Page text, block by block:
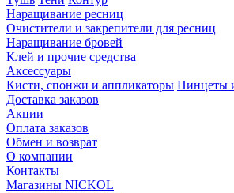
Наращивание ресниц
Очистители и закрепители для ресниц
Наращивание бровей
Клей и прочие средства
Аксессуары
Кисти, спонжи и аппликаторы Пинцеты
Доставка заказов
Акции
Оплата заказов
Обмен и возврат
О компании
Контакты
Магазины NICKOL